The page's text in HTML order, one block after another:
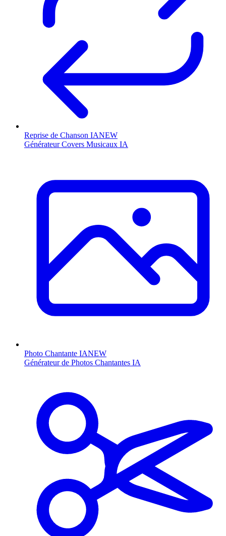
Reprise de Chanson IANEW
Générateur Covers Musicaux IA
Photo Chantante IANEW
Générateur de Photos Chantantes IA